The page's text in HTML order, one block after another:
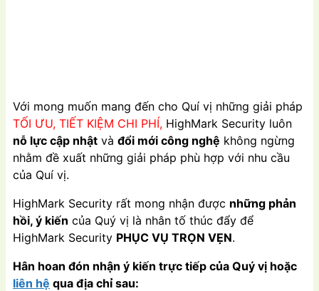
Với mong muốn mang đến cho Quí vị những giải pháp
TỐI ƯU, TIẾT KIỆM CHI PHÍ, HighMark Security luôn
nỗ lực cập nhật và đổi mới công nghệ không ngừng
nhằm đề xuất những giải pháp phù hợp với nhu cầu
của Quí vị.
HighMark Security rất mong nhận được những phản
hồi, ý kiến của Quý vị là nhân tố thúc đẩy để
HighMark Security PHỤC VỤ TRỌN VẸN.
Hân hoan đón nhận ý kiến trực tiếp của Quý vị hoặc
liên hệ qua địa chỉ sau: